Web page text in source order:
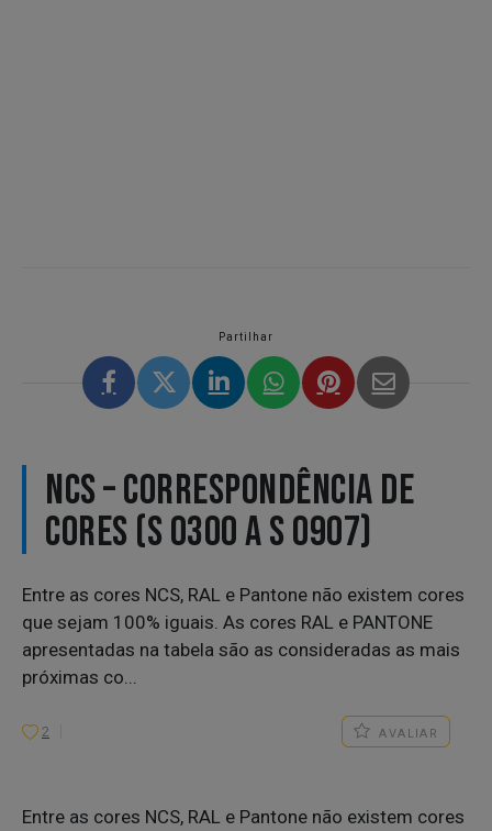
Partilhar
NCS – CORRESPONDÊNCIA DE
CORES (S 0300 A S 0907)
Entre as cores NCS, RAL e Pantone não existem cores
que sejam 100% iguais. As cores RAL e PANTONE
apresentadas na tabela são as consideradas as mais
próximas co...
2 AVALIAR
Entre as cores NCS, RAL e Pantone não existem cores